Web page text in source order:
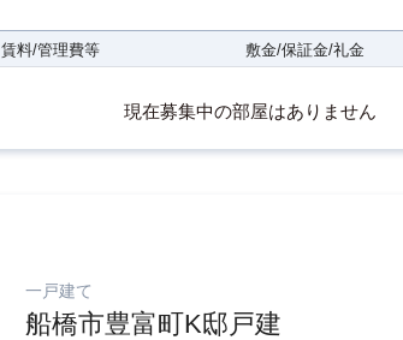
賃料/管理費等 敷金/保証金/礼金
現在募集中の部屋はありません
一戸建て
船橋市豊富町K邸戸建